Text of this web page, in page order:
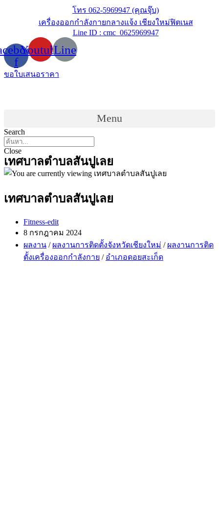
โทร 062-5969947 (คุณจุ๊บ)
เครื่องออกกำลังกายกลางแจ้ง เชียงใหม่ฟิตเนส
Line ID : cmc_0625969947
f
YoutubeLine
ขอใบเสนอราคา
Menu
Search
Close
เทศบาลตำบลสันปูเลย
เทศบาลตำบลสันปูเลย
Post
author:
Fitness-edit
Post
published:
8 กรกฎาคม 2024
Post
category:
ผลงาน / ผลงานการติดตั้งจังหวัดเชียงใหม่ / ผลงานการติด
ตั้งเครื่องออกกำลังกาย / อำเภอดอยสะเก็ด